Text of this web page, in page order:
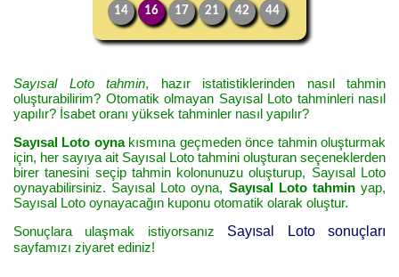
14 16 17 21 42 44
Sayısal Loto tahmin, hazır istatistiklerinden nasıl tahmin
oluşturabilirim? Otomatik olmayan Sayısal Loto tahminleri nasıl
yapılır? İsabet oranı yüksek tahminler nasıl yapılır?
Sayısal Loto oynakısmına geçmeden önce tahmin oluşturmak
için, her sayıya ait Sayısal Loto tahmini oluşturan seçeneklerden
birer tanesini seçip tahmin kolonunuzu oluşturup, Sayısal Loto
oynayabilirsiniz. Sayısal Loto oyna, Sayısal Loto tahminyap,
Sayısal Loto oynayacağın kuponu otomatik olarak oluştur.
Sonuçlara ulaşmak istiyorsanız Sayısal Loto sonuçları
sayfamızı ziyaret ediniz!